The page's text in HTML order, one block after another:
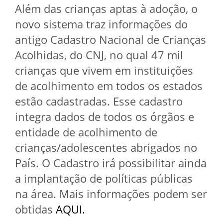
Além das crianças aptas à adoção, o
novo sistema traz informações do
antigo Cadastro Nacional de Crianças
Acolhidas, do CNJ, no qual 47 mil
crianças que vivem em instituições
de acolhimento em todos os estados
estão cadastradas. Esse cadastro
integra dados de todos os órgãos e
entidade de acolhimento de
crianças/adolescentes abrigados no
País. O Cadastro irá possibilitar ainda
a implantação de políticas públicas
na área. Mais informações podem ser
obtidas AQUI.